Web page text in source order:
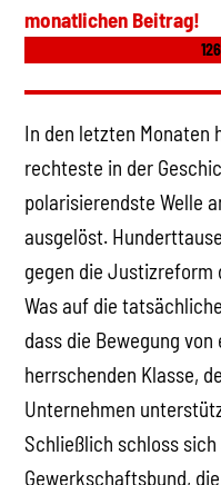
monatlichen Beitrag!
In den letzten Monaten
rechteste in der
polarisierendste Welle
ausgelöst.
gegen die Justizreform
Was auf die
dass die Bewegung
herrschenden Klasse,
Unternehmen
Schließlich schloss
Gewerkschaftsbund,